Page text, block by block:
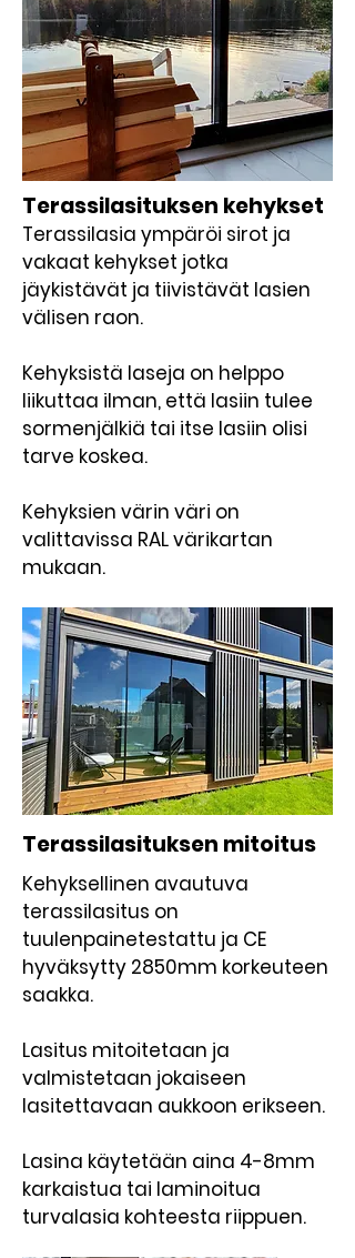
Terassilasituksen kehykset
Terassilasia ympäröi sirot ja
vakaat kehykset jotka
jäykistävät ja tiivistävät lasien
välisen raon.
Kehyksistä laseja on helppo
liikuttaa ilman, että lasiin tulee
sormenjälkiä tai itse lasiin olisi
tarve koskea.
Kehyksien värin väri on
valittavissa RAL värikartan
mukaan.
Terassilasituksen mitoitus
Kehyksellinen avautuva
terassilasitus on
tuulenpainetestattu ja CE
hyväksytty 2850mm korkeuteen
saakka.
Lasitus mitoitetaan ja
valmistetaan jokaiseen
lasitettavaan aukkoon erikseen.
Lasina käytetään aina 4-8mm
karkaistua tai laminoitua
turvalasia kohteesta riippuen.